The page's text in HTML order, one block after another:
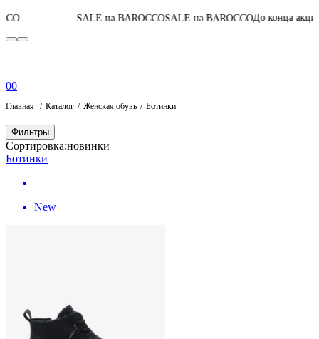
SALE на BAROCCOSALE на BAROCCOДо конца акции05:21:20:02
00
Главная Каталог Женская обувь Ботинки
Фильтры
Сортировка:новинки
Ботинки
New